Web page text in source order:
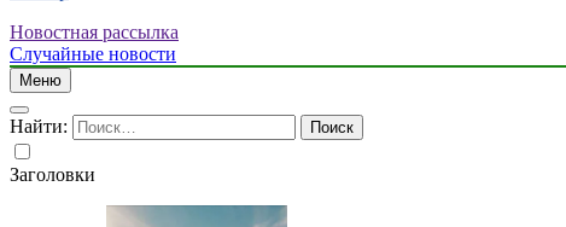
Новостная рассылка
Случайные новости
Меню
Найти:
Заголовки